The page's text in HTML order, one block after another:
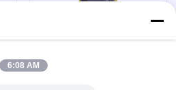
6:08 AM